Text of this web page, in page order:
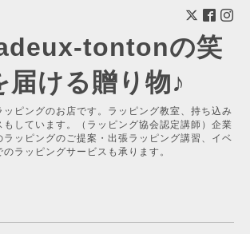
tontonの笑
届ける贈り物♪
ピングのお店です。ラッピング教室、持ち込み
もしています。（ラッピング協会認定講師）企業
ッピングのご提案・出張ラッピング講習、イベ
のラッピングサービスも承ります。